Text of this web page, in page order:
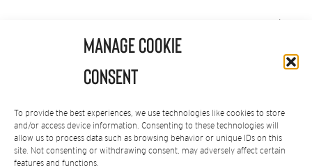
Manage Cookie
Consent
To provide the best experiences, we use technologies like cookies to store
and/or access device information. Consenting to these technologies will
allow us to process data such as browsing behavior or unique IDs on this
site. Not consenting or withdrawing consent, may adversely affect certain
features and functions.
Al suscribirte aceptas nuestra
Puedes darte de baja en cualquier momento.
Política de Privacidad